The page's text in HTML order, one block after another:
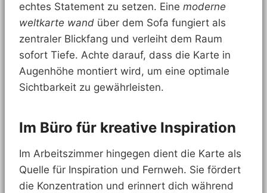
echtes Statement zu setzen. Eine moderne
weltkarte wand über dem Sofa fungiert als
zentraler Blickfang und verleiht dem Raum
sofort Tiefe. Achte darauf, dass die Karte in
Augenhöhe montiert wird, um eine optimale
Sichtbarkeit zu gewährleisten.
Im Büro für kreative Inspiration
Im Arbeitszimmer hingegen dient die Karte als
Quelle für Inspiration und Fernweh. Sie fördert
die Konzentration und erinnert dich während